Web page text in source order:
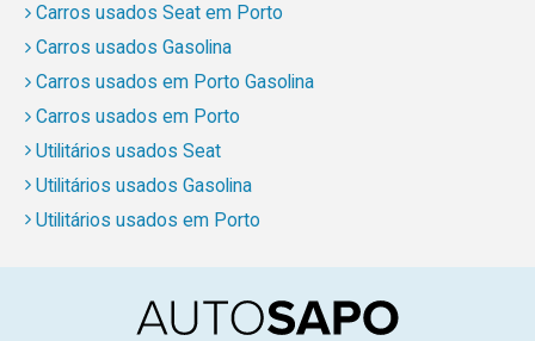
Carros usados Seat em Porto
Carros usados Gasolina
Carros usados em Porto Gasolina
Carros usados em Porto
Utilitários usados Seat
Utilitários usados Gasolina
Utilitários usados em Porto